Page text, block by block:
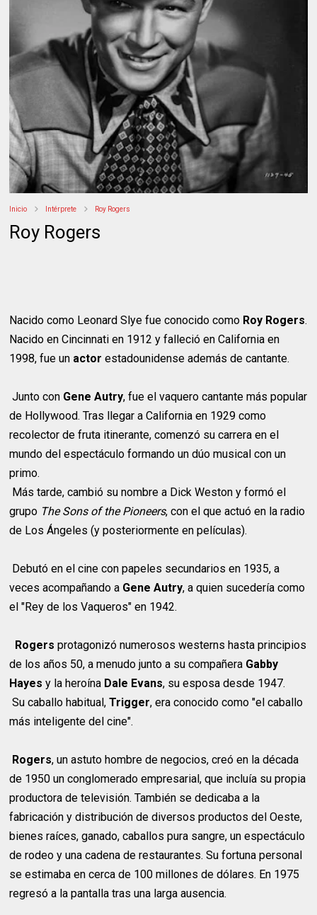
Inicio Intérprete Roy Rogers
Roy Rogers
Nacido como Leonard Slye fue conocido como Roy Rogers.
Nacido en Cincinnati en 1912 y falleció en California en
1998, fue un actor estadounidense además de cantante.
Junto con Gene Autry, fue el vaquero cantante más popular
de Hollywood. Tras llegar a California en 1929 como
recolector de fruta itinerante, comenzó su carrera en el
mundo del espectáculo formando un dúo musical con un
primo.
Más tarde, cambió su nombre a Dick Weston y formó el
grupo The Sons of the Pioneers, con el que actuó en la radio
de Los Ángeles (y posteriormente en películas).
Debutó en el cine con papeles secundarios en 1935, a
veces acompañando a Gene Autry, a quien sucedería como
el "Rey de los Vaqueros" en 1942.
Rogers protagonizó numerosos westerns hasta principios
de los años 50, a menudo junto a su compañera Gabby
Hayes y la heroína Dale Evans, su esposa desde 1947.
Su caballo habitual,Trigger, era conocido como "el caballo
más inteligente del cine".
Rogers, un astuto hombre de negocios, creó en la década
de 1950 un conglomerado empresarial, que incluía su propia
productora de televisión. También se dedicaba a la
fabricación y distribución de diversos productos del Oeste,
bienes raíces, ganado, caballos pura sangre, un espectáculo
de rodeo y una cadena de restaurantes. Su fortuna personal
se estimaba en cerca de 100 millones de dólares. En 1975
regresó a la pantalla tras una larga ausencia.